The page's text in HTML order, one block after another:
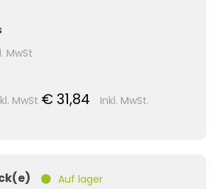
MwSt
MwSt € 31,84 Inkl. MwSt.
Auf lager